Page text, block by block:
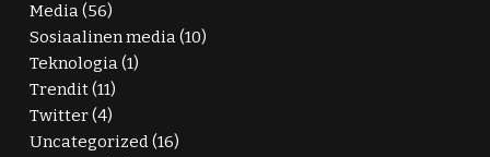
Media(56)
Sosiaalinen media(10)
Teknologia(1)
Trendit(11)
Twitter(4)
Uncategorized(16)